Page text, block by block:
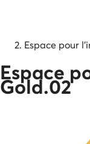
Espace pour
Espace
Gold.02